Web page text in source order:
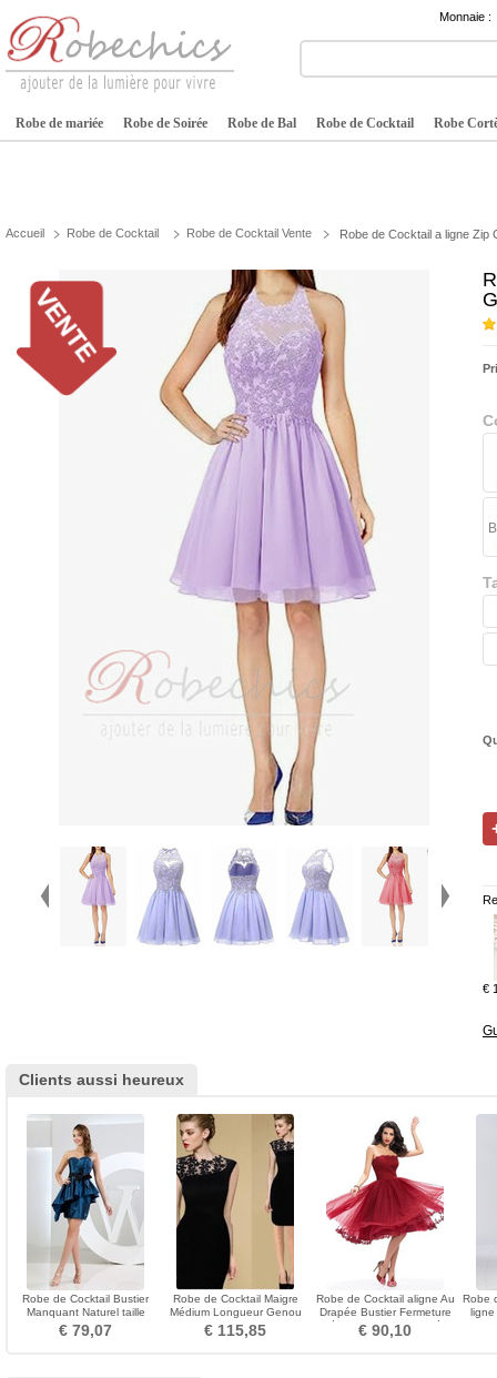
Monnaie :
Robe de mariée Robe de Soirée Robe de Bal Robe de Cocktail Robe
Accueil Robe de Cocktail Robe de Cocktail Vente Robe de Cocktail a ligne Zip
€
Clients aussi heureux
Robe de Cocktail Bustier
Manquant Naturel taille
Sans Manches
€ 79,07
Robe de Cocktail Maigre
Médium Longueur Genou
Zip Mode Col Bateau
€ 115,85
Robe de Cocktail aligne Au
Drapée Bustier Fermeture
éclair Triangle Inversé
€ 90,10
Robe
ligne